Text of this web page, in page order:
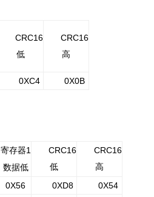
CRC16
低
CRC16
高
0XC4 0X0B
寄存器1
数据低
CRC16
低
CRC16
高
0X56 0XD8 0X54